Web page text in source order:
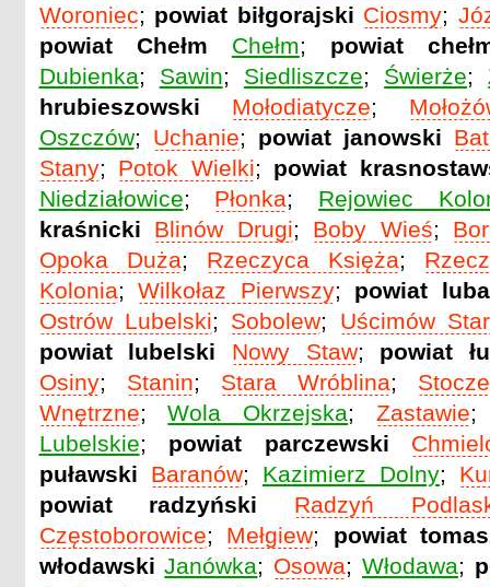
Woroniec; powiat biłgorajski Ciosmy;
powiat Chełm
Chełm; powiat
Dubienka; Sawin; Siedliszcze; Świerże;
hrubieszowski
Mołodiatycze;
Oszczów; Uchanie; powiat janowski
Stany; Potok Wielki; powiat
Niedziałowice; Płonka; Rejowiec
kraśnicki
Blinów Drugi; Boby Wieś;
Opoka Duża; Rzeczyca Księża;
Kolonia;Wilkołaz Pierwszy; powiat
Ostrów Lubelski; Sobolew; Uścimów
powiat lubelski
Nowy Staw; powiat
Osiny; Stanin; Stara Wróblina;
Wnętrzne;Wola Okrzejska;Zastawie
Lubelskie; powiat parczewski
puławski
Baranów; Kazimierz Dolny;
powiat radzyński
Radzyń
Częstoborowice; Mełgiew; powiat
włodawski Janówka; Osowa;Włodawa;